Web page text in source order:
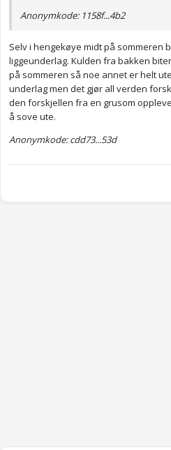
Anonymkode: 1158f...4b2
Selv i hengekøye midt på sommeren
liggeunderlag. Kulden fra bakken
på sommeren så noe annet er helt
underlag men det gjør all verden
den forskjellen fra en grusom
å sove ute.
Anonymkode: cdd73...53d